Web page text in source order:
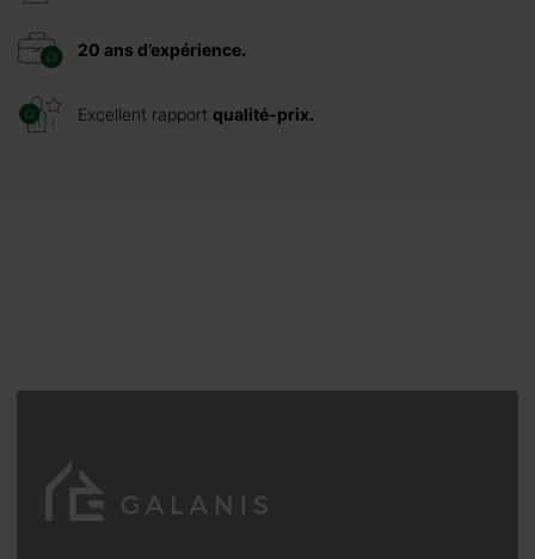
20 ans d’expérience.
Excellent rapport qualité-prix.